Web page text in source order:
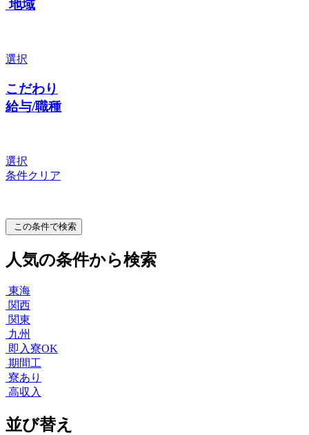
地域
選択
こだわり
給与/職種
選択
条件クリア
この条件で検索
人気の条件から検索
東海
関西
関東
九州
即入寮OK
期間工
寮あり
高収入
並び替え